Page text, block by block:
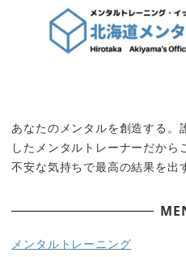
あなたのメンタルを創造する。
したメンタルトレーナーだから
不安な気持ちで最高の結果を出
メ ンタルトレーニング